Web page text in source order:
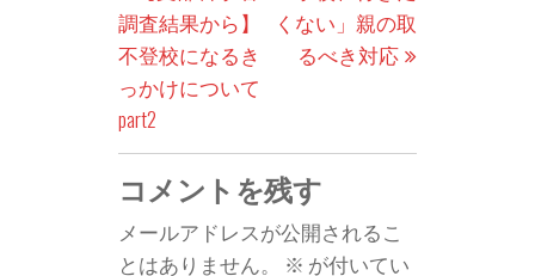
ナ
ビ
ゲ
ー
シ
ョ
の
投
稿
調査結果から】
不登校になるき
っかけについて
part2
稿
くない」親の取
るべき対応
コメントを残す
メールアドレスが公開されるこ
とはありません。
※ が付いてい